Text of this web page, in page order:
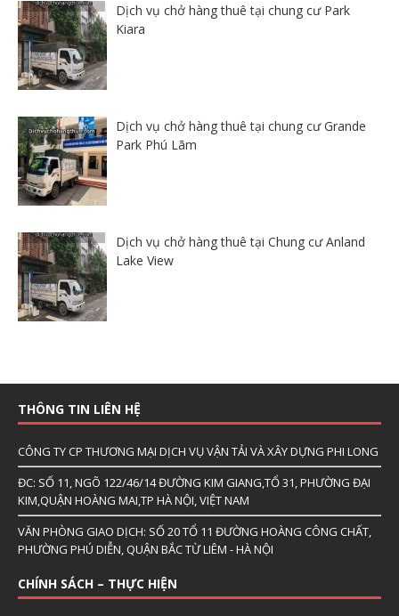
Dịch vụ chở hàng thuê tại chung cư Park
Kiara
Dịch vụ chở hàng thuê tại chung cư Grande
Park Phú Lãm
Dịch vụ chở hàng thuê tại Chung cư Anland
Lake View
THÔNG TIN LIÊN HỆ
CÔNG TY CP THƯƠNG MẠI DỊCH VỤ VẬN TẢI VÀ XÂY DỰNG PHI LONG
ĐC: SỐ 11, NGÕ 122/46/14 ĐƯỜNG KIM GIANG,TỔ 31, PHƯỜNG ĐẠI
KIM,QUẬN HOÀNG MAI,TP HÀ NỘI, VIỆT NAM
VĂN PHÒNG GIAO DỊCH: SỐ 20 TỔ 11 ĐƯỜNG HOÀNG CÔNG CHẤT,
PHƯỜNG PHÚ DIỄN, QUẬN BẮC TỪ LIÊM - HÀ NỘI
CHÍNH SÁCH – THỰC HIỆN